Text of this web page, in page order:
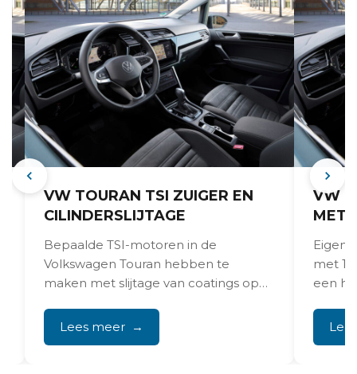
VW TOURAN TSI ZUIGER EN
CILINDERSLIJTAGE
Bepaalde TSI-motoren in de
Volkswagen Touran hebben te
maken met slijtage van coatings op
leiden...
Lees meer
VW
MET
met
een